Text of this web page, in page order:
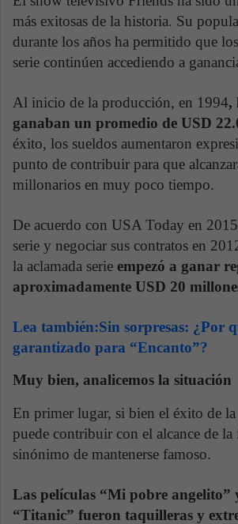
más exitosas de la historia. Su
durante los años ha permitido que
serie continúen accediendo a
Al inicio de la producción, en 1994,
ganaban un promedio de USD
éxito, los sueldos aumentaron
punto de contribuir para que
millonarios en muy poco tiempo.
De acuerdo con USA Today en
serie y negociar sus contratos en
la aclamada serie empezó a ganar
aproximadamente USD 20
Lea también:Sin sorpresas: ¿Por
garantizado para “Encanto”?
Muy bien, analicemos la situación
En primer lugar, si bien el éxito de
puede contribuir con el alcance de la
sinónimo de mantenerse famoso.
Las películas “Mi pobre angelito”
“Titanic” fueron taquilleras y